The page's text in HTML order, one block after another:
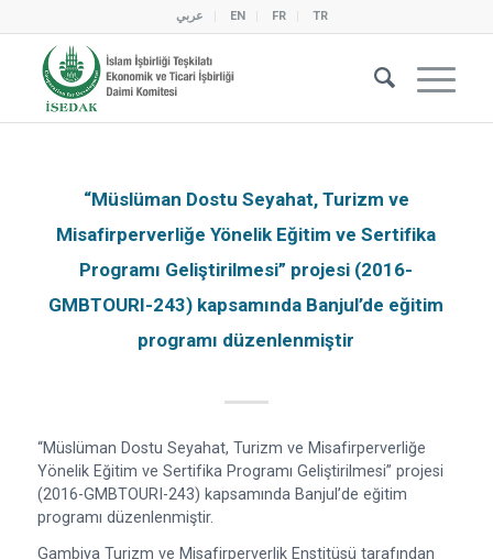
عربي EN FR TR
“Müslüman Dostu Seyahat, Turizm ve
Misafirperverliğe Yönelik Eğitim ve Sertifika
Programı Geliştirilmesi” projesi (2016-
GMBTOURI-243) kapsamında Banjul’de eğitim
programı düzenlenmiştir
“Müslüman Dostu Seyahat, Turizm ve Misafirperverliğe
Yönelik Eğitim ve Sertifika Programı Geliştirilmesi” projesi
(2016-GMBTOURI-243) kapsamında Banjul’de eğitim
programı düzenlenmiştir.
Gambiya Turizm ve Misafirperverlik Enstitüsü tarafından